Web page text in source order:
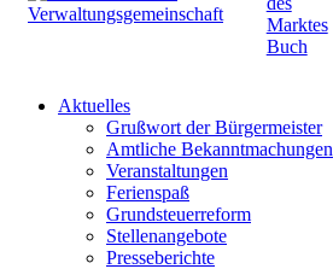
Aktuelles
Grußwort der Bürgermeister
Amtliche Bekanntmachungen
Veranstaltungen
Ferienspaß
Grundsteuerreform
Stellenangebote
Presseberichte